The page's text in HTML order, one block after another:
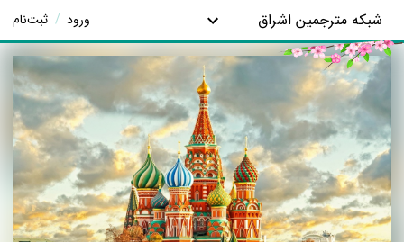
شبکه مترجمین اشراق ورود / ثبت‌نام